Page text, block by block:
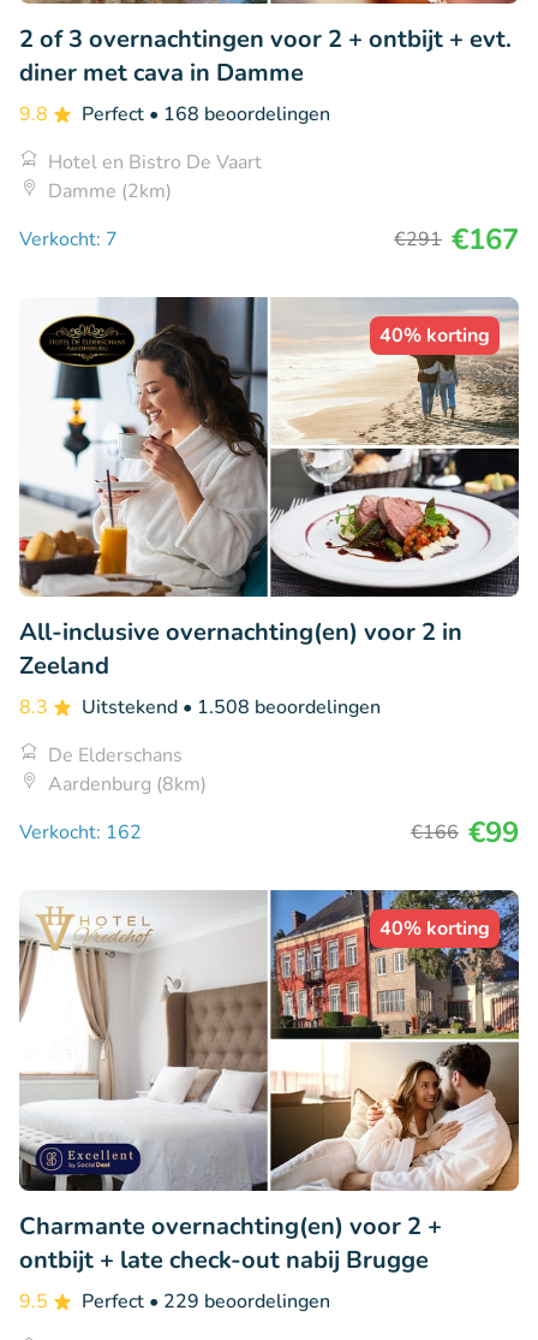
2 of 3 overnachtingen voor 2 + ontbijt + evt.
diner met cava in Damme
9.8 Perfect • 168 beoordelingen
Hotel en Bistro De Vaart
Damme (2km)
Verkocht: 7
€291 €167
40% korting
All-inclusive overnachting(en) voor 2 in
Zeeland
8.3 Uitstekend • 1.508 beoordelingen
De Elderschans
Aardenburg (8km)
Verkocht: 162
€166 €99
40% korting
Charmante overnachting(en) voor 2 +
ontbijt + late check-out nabij Brugge
9.5 Perfect • 229 beoordelingen